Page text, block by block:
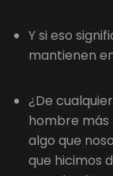
Y si eso
mantienen
¿De
hombre más
algo que
que hicimos